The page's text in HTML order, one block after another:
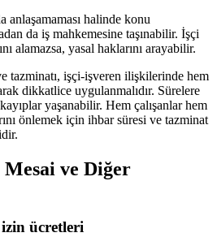
anlaşamaması halinde konu
da iş mahkemesine taşınabilir. İşçi
alamazsa, yasal haklarını arayabilir.
tazminatı, işçi-işveren ilişkilerinde hem
dikkatlice uygulanmalıdır. Sürelere
yaşanabilir. Hem çalışanlar hem
önlemek için ihbar süresi ve tazminat
ve Diğer
ücretleri